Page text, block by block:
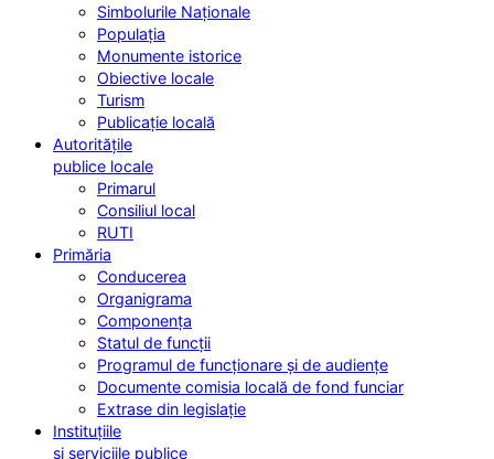
Simbolurile Naționale
Populația
Monumente istorice
Obiective locale
Turism
Publicație locală
Autoritățile
publice locale
Primarul
Consiliul local
RUTI
Primăria
Conducerea
Organigrama
Componența
Statul de funcții
Programul de funcționare și de audiențe
Documente comisia locală de fond funciar
Extrase din legislație
Instituțiile
și serviciile publice